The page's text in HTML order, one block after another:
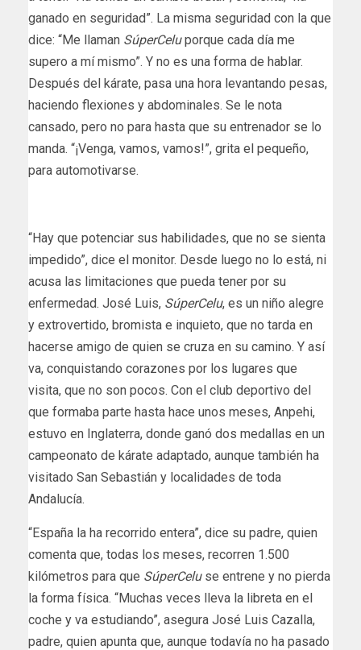
ganado en seguridad”. La misma seguridad con la que
dice: “Me llaman SúperCeluporque cada día me
supero a mí mismo”. Y no es una forma de hablar.
Después del kárate, pasa una hora levantando pesas,
haciendo flexiones y abdominales. Se le nota
cansado, pero no para hasta que su entrenador se lo
manda. “¡Venga, vamos, vamos!”, grita el pequeño,
para automotivarse.
“Hay que potenciar sus habilidades, que no se sienta
impedido”, dice el monitor. Desde luego no lo está, ni
acusa las limitaciones que pueda tener por su
enfermedad. José Luis, SúperCelu, es un niño alegre
y extrovertido, bromista e inquieto, que no tarda en
hacerse amigo de quien se cruza en su camino. Y así
va, conquistando corazones por los lugares que
visita, que no son pocos. Con el club deportivo del
que formaba parte hasta hace unos meses, Anpehi,
estuvo en Inglaterra, donde ganó dos medallas en un
campeonato de kárate adaptado, aunque también ha
visitado San Sebastián y localidades de toda
Andalucía.
“España la ha recorrido entera”, dice su padre, quien
comenta que, todas los meses, recorren 1.500
kilómetros para que SúperCelu se entrene y no pierda
la forma física. “Muchas veces lleva la libreta en el
coche y va estudiando”, asegura José Luis Cazalla,
padre, quien apunta que, aunque todavía no ha pasado